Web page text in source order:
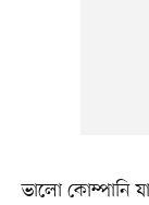
ভালো কোম্পানি